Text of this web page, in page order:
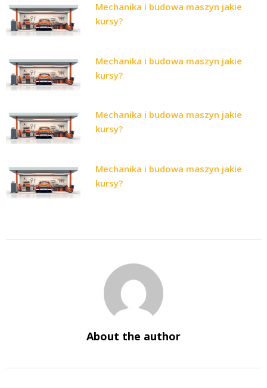
Mechanika i budowa maszyn jakie
kursy?
Mechanika i budowa maszyn jakie
kursy?
Mechanika i budowa maszyn jakie
kursy?
Mechanika i budowa maszyn jakie
kursy?
About the author